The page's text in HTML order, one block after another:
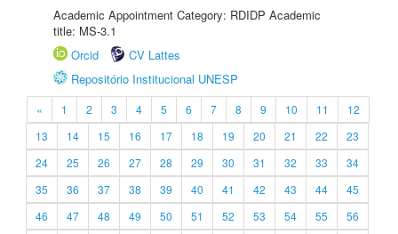
Academic Appointment Category: RDIDP Academic
title: MS-3.1
Orcid
CV Lattes
Repositório Institucional UNESP
« 1 2 3 4 5 6 7 8 9 10 11
12
13
14 15 16 17 18 19 20 21 22
23
24
25 26 27 28 29 30 31 32 33
34
35
36 37 38 39 40 41 42 43 44
45
46
47 48 49 50 51 52 53 54 55
56